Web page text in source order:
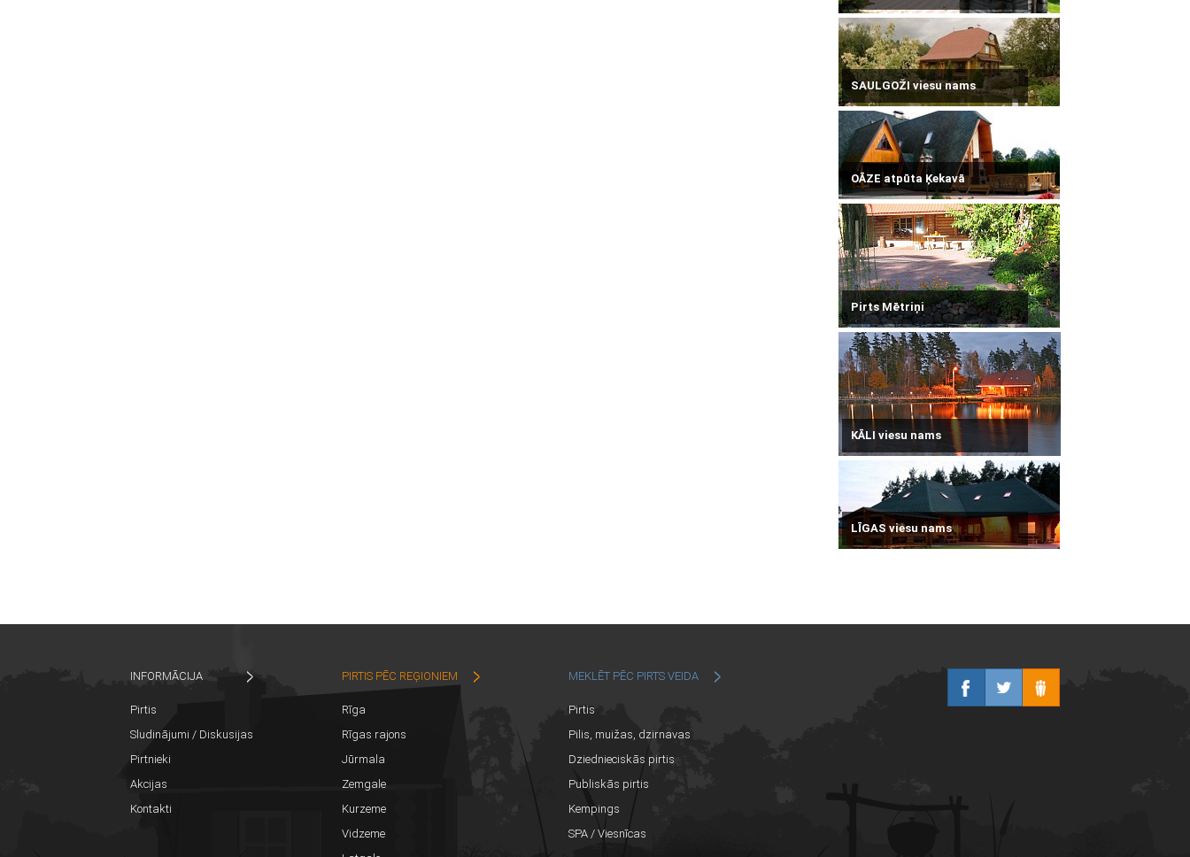
SAULGOŽI viesu nams
OĀZE atpūta Ķekavā
Pirts Mētriņi
KĀLI viesu nams
LĪGAS viesu nams
INFORMĀCIJA
Pirtis
Sludinājumi / Diskusijas
Pirtnieki
Akcijas
Kontakti
PIRTIS PĒC REĢIONIEM
Rīga
Rīgas rajons
Jūrmala
Zemgale
Kurzeme
Vidzeme
MEKLĒT PĒC PIRTS VEIDA
Pirtis
Pilis, muižas, dzirnavas
Dziednieciskās pirtis
Publiskās pirtis
Kempings
SPA / Viesnīcas